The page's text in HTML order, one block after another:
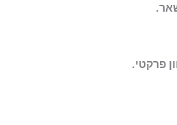
פרקטי.